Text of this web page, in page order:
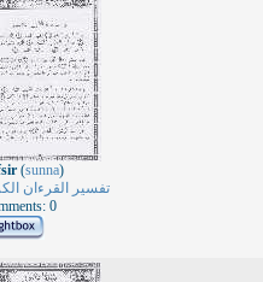
(sunna)
تفسير القرءان
0